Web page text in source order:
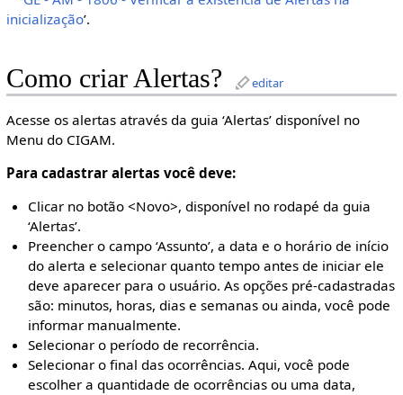
inicialização’.
Como criar Alertas? editar
Acesse os alertas através da guia ‘Alertas’ disponível no
Menu do CIGAM.
Para cadastrar alertas você deve:
Clicar no botão <Novo>, disponível no rodapé da guia
‘Alertas’.
Preencher o campo ‘Assunto’, a data e o horário de início
do alerta e selecionar quanto tempo antes de iniciar ele
deve aparecer para o usuário. As opções pré-cadastradas
são: minutos, horas, dias e semanas ou ainda, você pode
informar manualmente.
Selecionar o período de recorrência.
Selecionar o final das ocorrências. Aqui, você pode
escolher a quantidade de ocorrências ou uma data,